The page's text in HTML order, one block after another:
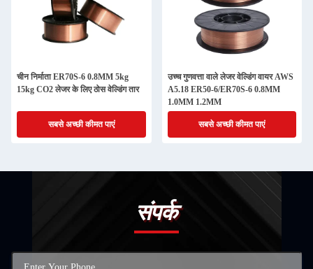
चीन निर्माता ER70S-6 0.8MM 5kg
15kg CO2 लेजर के लिए ठोस वेल्डिंग तार
सबसे अच्छी कीमत पाएं
उच्च गुणवत्ता वाले लेजर वेल्डिंग वायर AWS
A5.18 ER50-6/ER70S-6 0.8MM
1.0MM 1.2MM
सबसे अच्छी कीमत पाएं
संपर्क